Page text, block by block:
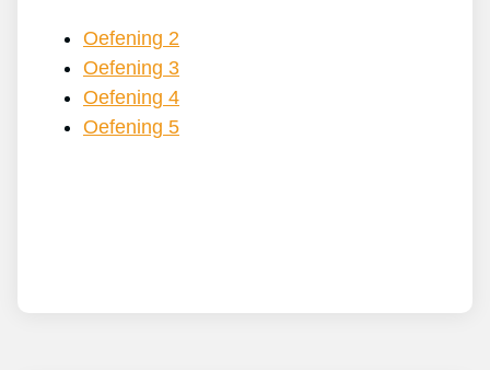
Oefening 2
Oefening 3
Oefening 4
Oefening 5